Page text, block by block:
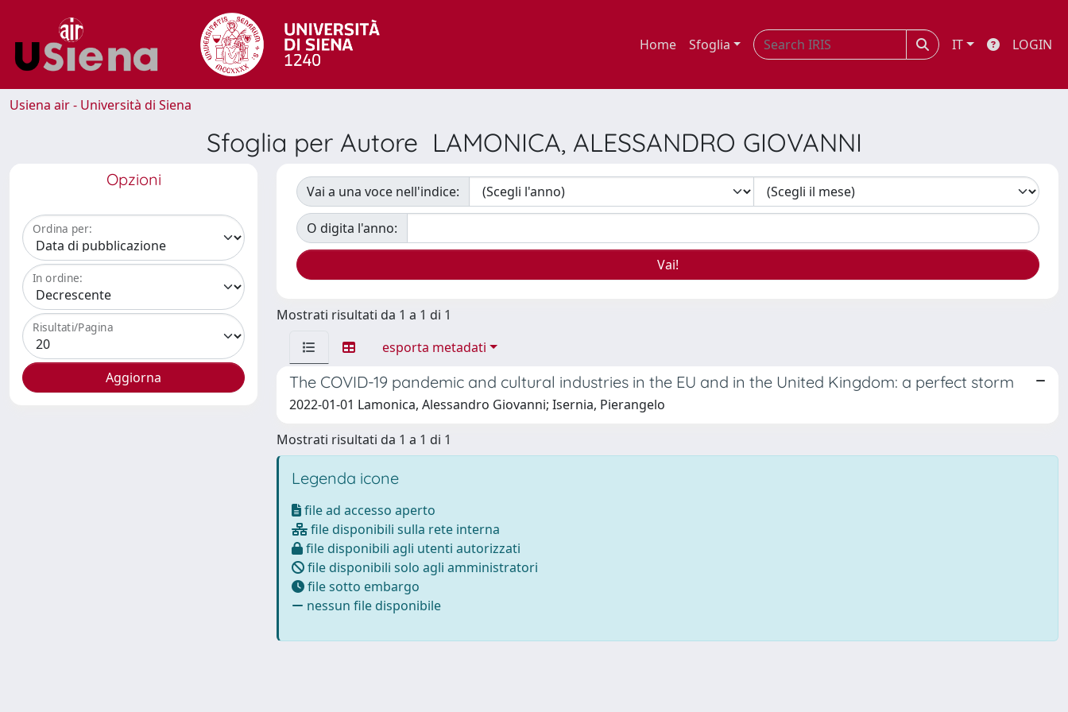
Home Sfoglia IT LOGIN
Usiena air - Università di Siena
Sfoglia per Autore LAMONICA, ALESSANDRO GIOVANNI
Opzioni
Ordina per:
In ordine:
Risultati/Pagina
Vai a una voce nell'indice:
O digita l'anno:
Mostrati risultati da 1 a 1 di 1
esporta metadati
The COVID-19 pandemic and cultural industries in the EU and in the United Kingdom: a perfect storm
2022-01-01 Lamonica, Alessandro Giovanni; Isernia, Pierangelo
Mostrati risultati da 1 a 1 di 1
Legenda icone
file ad accesso aperto
file disponibili sulla rete interna
file disponibili agli utenti autorizzati
file disponibili solo agli amministratori
file sotto embargo
nessun file disponibile